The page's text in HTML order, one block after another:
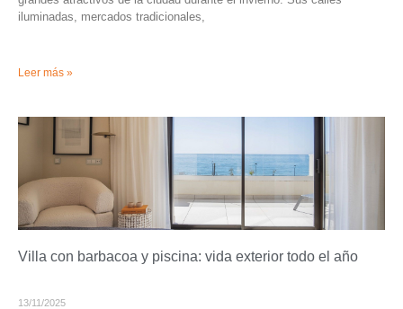
iluminadas, mercados tradicionales,
Leer más »
Villa con barbacoa y piscina: vida exterior todo el año
13/11/2025